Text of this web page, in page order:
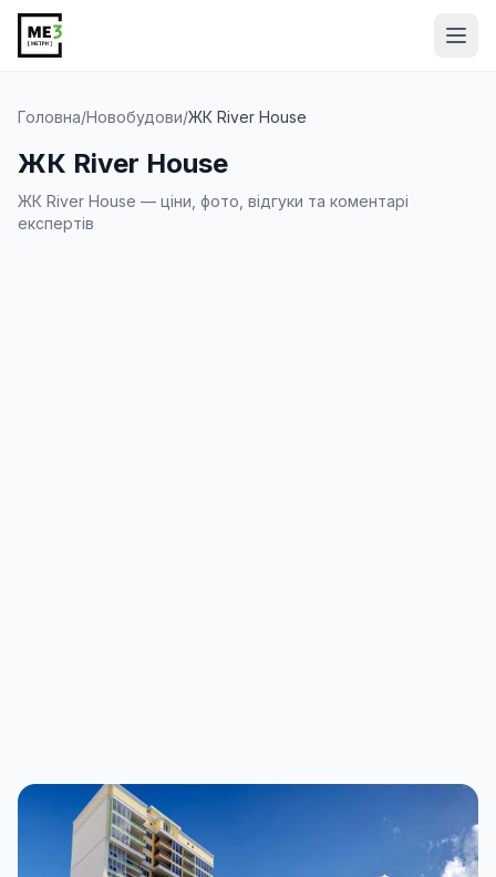
Головна/Новобудови/ЖК River House
ЖК River House
ЖК River House — ціни, фото, відгуки та коментарі
експертів